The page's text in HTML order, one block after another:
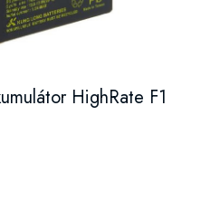
HighRate F1